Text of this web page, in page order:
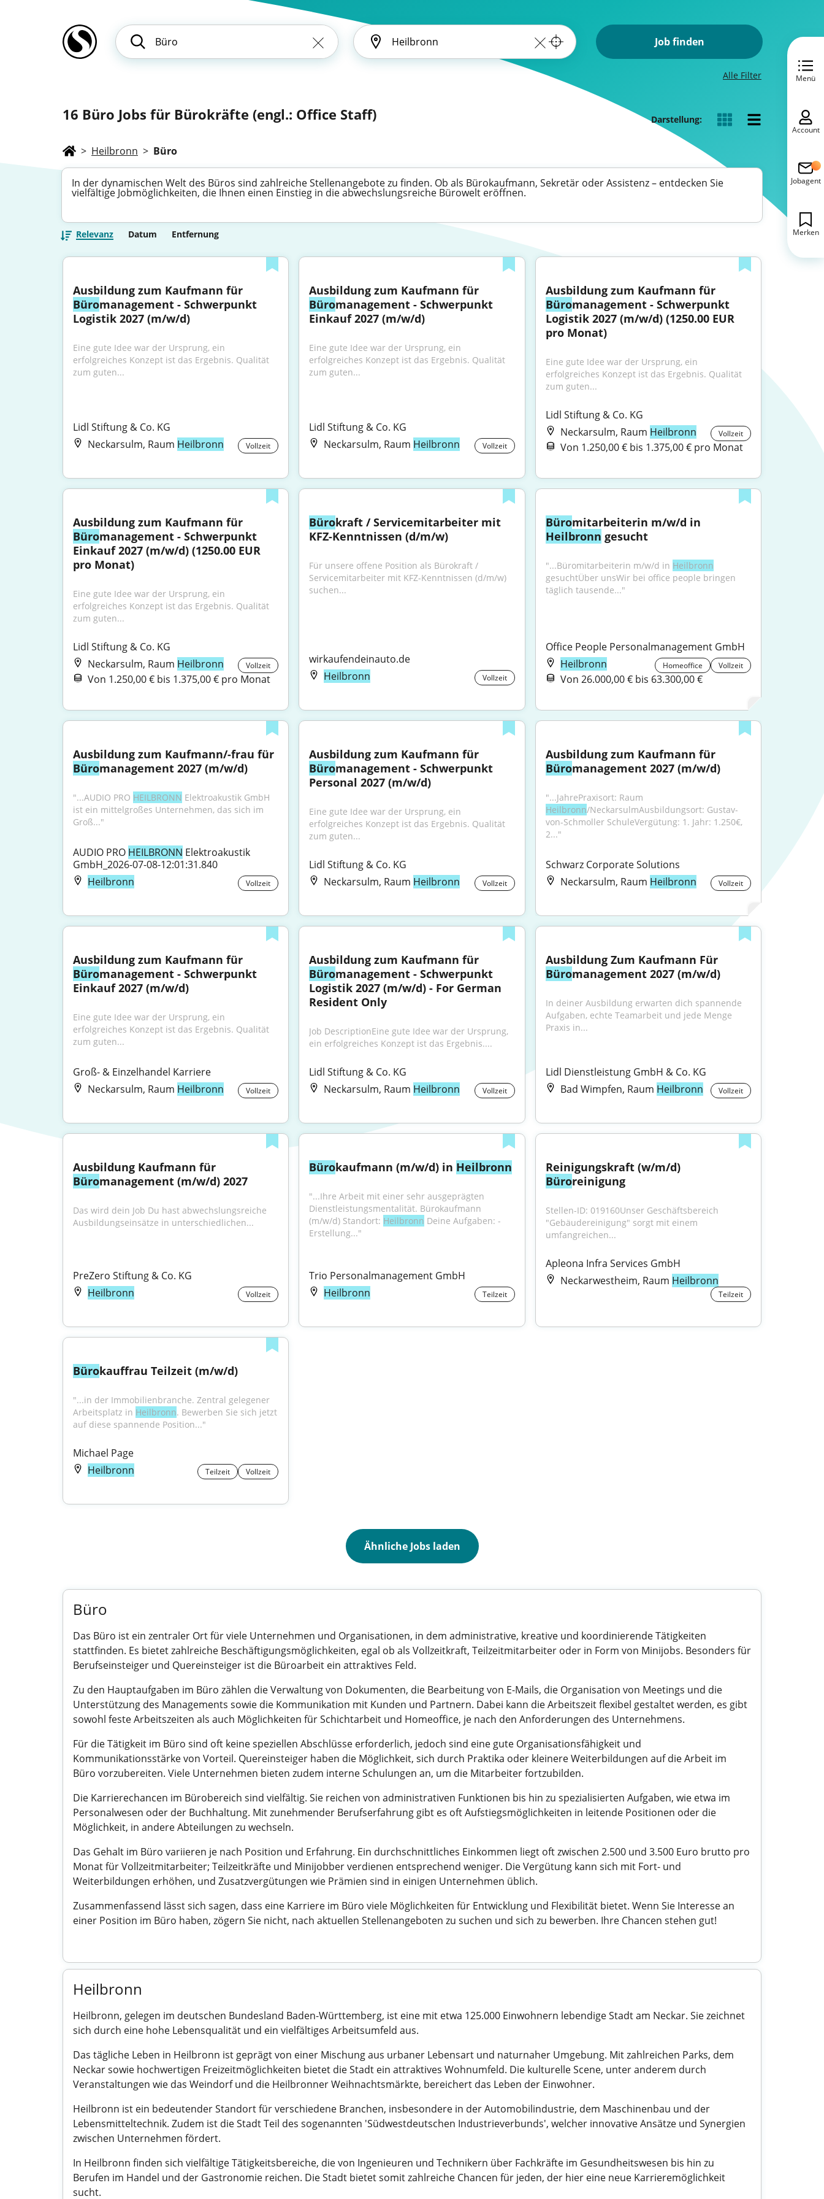
Job finden
Alle Filter
16 Büro Jobs für Bürokräfte (engl.: Office Staff) Darstellung:
> Heilbronn > Büro
In der dynamischen Welt des Büros sind zahlreiche Stellenangebote zu finden. Ob als Bürokaufmann, Sekretär oder Assistenz – entdecken Sie
vielfältige Jobmöglichkeiten, die Ihnen einen Einstieg in die abwechslungsreiche Bürowelt eröffnen.
Relevanz Datum Entfernung
Büromanagement - Schwerpunkt
Logistik 2027 (m/w/d)
Eine gute Idee war der Ursprung, ein
erfolgreiches Konzept ist das Ergebnis. Qualität
zum guten...
Lidl Stiftung & Co. KG
Neckarsulm, Raum Heilbronn Vollzeit
Büromanagement - Schwerpunkt
Einkauf 2027 (m/w/d)
Eine gute Idee war der Ursprung, ein
erfolgreiches Konzept ist das Ergebnis. Qualität
zum guten...
Lidl Stiftung & Co. KG
Neckarsulm, Raum Heilbronn Vollzeit
Ausbildung zum Kaufmann für
Büromanagement - Schwerpunkt
Logistik 2027 (m/w/d) (1250.00 EUR
pro Monat)
Eine gute Idee war der Ursprung, ein
erfolgreiches Konzept ist das Ergebnis. Qualität
zum guten...
Lidl Stiftung & Co. KG
Neckarsulm, Raum Heilbronn Vollzeit
Von 1.250,00 € bis 1.375,00 € pro Monat
Büromanagement - Schwerpunkt
Einkauf 2027 (m/w/d) (1250.00 EUR
pro Monat)
Eine gute Idee war der Ursprung, ein
erfolgreiches Konzept ist das Ergebnis. Qualität
zum guten...
Lidl Stiftung & Co. KG
Neckarsulm, Raum Heilbronn Vollzeit
Von 1.250,00 € bis 1.375,00 € pro Monat
Bürokraft / Servicemitarbeiter mit
KFZ-Kenntnissen (d/m/w)
Für unsere offene Position als Bürokraft /
Servicemitarbeiter mit KFZ-Kenntnissen (d/m/w)
suchen...
wirkaufendeinauto.de
Heilbronn
Vollzeit
Büro
Heilbronn gesucht
"...Büromitarbeiterin m/w/d in Heilbronn
gesuchtÜber unsWir bei office people bringen
täglich tausende..."
Office People Personalmanagement GmbH
Heilbronn
Homeoffice Vollzeit
Von 26.000,00 € bis 63.300,00 €
Büromanagement 2027 (m/w/d)
"...AUDIO PRO HEILBRONN Elektroakustik GmbH
ist ein mittelgroßes Unternehmen, das sich im
Groß..."
AUDIO PRO HEILBRONN Elektroakustik
GmbH_2026-07-08-12:01:31.840
Heilbronn
Vollzeit
Büromanagement - Schwerpunkt
Personal 2027 (m/w/d)
Eine gute Idee war der Ursprung, ein
erfolgreiches Konzept ist das Ergebnis. Qualität
zum guten...
Lidl Stiftung & Co. KG
Neckarsulm, Raum Heilbronn Vollzeit
Ausbildung zum Kaufmann für
Büromanagement 2027 (m/w/d)
Heilbronn/NeckarsulmAusbildungsort: Gustav-
von-Schmoller SchuleVergütung: 1. Jahr: 1.250€,
2..."
Schwarz Corporate Solutions
Neckarsulm, Raum Heilbronn Vollzeit
Büromanagement - Schwerpunkt
Einkauf 2027 (m/w/d)
Eine gute Idee war der Ursprung, ein
erfolgreiches Konzept ist das Ergebnis. Qualität
zum guten...
Groß- & Einzelhandel Karriere
Neckarsulm, Raum Heilbronn Vollzeit
Büromanagement - Schwerpunkt
Logistik 2027 (m/w/d) - For German
Resident Only
Job DescriptionEine gute Idee war der Ursprung,
ein erfolgreiches Konzept ist das Ergebnis....
Lidl Stiftung & Co. KG
Neckarsulm, Raum Heilbronn Vollzeit
Ausbildung Zum Kaufmann Für
Büromanagement 2027 (m/w/d)
In deiner Ausbildung erwarten dich spannende
Aufgaben, echte Teamarbeit und jede Menge
Praxis in...
Lidl Dienstleistung GmbH & Co. KG
Bad Wimpfen, Raum Heilbronn Vollzeit
Büromanagement (m/w/d) 2027
Das wird dein Job Du hast abwechslungsreiche
Ausbildungseinsätze in unterschiedlichen...
PreZero Stiftung & Co. KG
Heilbronn
Vollzeit
Bürokaufmann (m/w/d) in Heilbronn
"...Ihre Arbeit mit einer sehr ausgeprägten
Dienstleistungsmentalität. Bürokaufmann
(m/w/d) Standort: Heilbronn Deine Aufgaben: -
Erstellung..."
Trio Personalmanagement GmbH
Heilbronn
Teilzeit
Reinigungskraft (w/m/d)
Büroreinigung
Stellen-ID: 019160Unser Geschäftsbereich
"Gebäudereinigung" sorgt mit einem
umfangreichen...
Apleona Infra Services GmbH
Neckarwestheim, Raum Heilbronn
Teilzeit
Bürokauffrau Teilzeit (m/w/d)
"...in der Immobilienbranche. Zentral gelegener
Arbeitsplatz in Heilbronn. Bewerben Sie sich jetzt
auf diese spannende Position..."
Michael Page
Heilbronn
Teilzeit Vollzeit
Ähnliche Jobs laden
Büro
Das Büro ist ein zentraler Ort für viele Unternehmen und Organisationen, in dem administrative, kreative und koordinierende Tätigkeiten
stattfinden. Es bietet zahlreiche Beschäftigungsmöglichkeiten, egal ob als Vollzeitkraft, Teilzeitmitarbeiter oder in Form von Minijobs. Besonders für
Berufseinsteiger und Quereinsteiger ist die Büroarbeit ein attraktives Feld.
Zu den Hauptaufgaben im Büro zählen die Verwaltung von Dokumenten, die Bearbeitung von E-Mails, die Organisation von Meetings und die
Unterstützung des Managements sowie die Kommunikation mit Kunden und Partnern. Dabei kann die Arbeitszeit flexibel gestaltet werden, es gibt
sowohl feste Arbeitszeiten als auch Möglichkeiten für Schichtarbeit und Homeoffice, je nach den Anforderungen des Unternehmens.
Für die Tätigkeit im Büro sind oft keine speziellen Abschlüsse erforderlich, jedoch sind eine gute Organisationsfähigkeit und
Kommunikationsstärke von Vorteil. Quereinsteiger haben die Möglichkeit, sich durch Praktika oder kleinere Weiterbildungen auf die Arbeit im
Büro vorzubereiten. Viele Unternehmen bieten zudem interne Schulungen an, um die Mitarbeiter fortzubilden.
Die Karrierechancen im Bürobereich sind vielfältig. Sie reichen von administrativen Funktionen bis hin zu spezialisierten Aufgaben, wie etwa im
Personalwesen oder der Buchhaltung. Mit zunehmender Berufserfahrung gibt es oft Aufstiegsmöglichkeiten in leitende Positionen oder die
Möglichkeit, in andere Abteilungen zu wechseln.
Das Gehalt im Büro variieren je nach Position und Erfahrung. Ein durchschnittliches Einkommen liegt oft zwischen 2.500 und 3.500 Euro brutto pro
Monat für Vollzeitmitarbeiter; Teilzeitkräfte und Minijobber verdienen entsprechend weniger. Die Vergütung kann sich mit Fort- und
Weiterbildungen erhöhen, und Zusatzvergütungen wie Prämien sind in einigen Unternehmen üblich.
Zusammenfassend lässt sich sagen, dass eine Karriere im Büro viele Möglichkeiten für Entwicklung und Flexibilität bietet. Wenn Sie Interesse an
einer Position im Büro haben, zögern Sie nicht, nach aktuellen Stellenangeboten zu suchen und sich zu bewerben. Ihre Chancen stehen gut!
Heilbronn
Heilbronn, gelegen im deutschen Bundesland Baden-Württemberg, ist eine mit etwa 125.000 Einwohnern lebendige Stadt am Neckar. Sie zeichnet
sich durch eine hohe Lebensqualität und ein vielfältiges Arbeitsumfeld aus.
Das tägliche Leben in Heilbronn ist geprägt von einer Mischung aus urbaner Lebensart und naturnaher Umgebung. Mit zahlreichen Parks, dem
Neckar sowie hochwertigen Freizeitmöglichkeiten bietet die Stadt ein attraktives Wohnumfeld. Die kulturelle Scene, unter anderem durch
Veranstaltungen wie das Weindorf und die Heilbronner Weihnachtsmärkte, bereichert das Leben der Einwohner.
Heilbronn ist ein bedeutender Standort für verschiedene Branchen, insbesondere in der Automobilindustrie, dem Maschinenbau und der
Lebensmitteltechnik. Zudem ist die Stadt Teil des sogenannten 'Südwestdeutschen Industrieverbunds', welcher innovative Ansätze und Synergien
zwischen Unternehmen fördert.
In Heilbronn finden sich vielfältige Tätigkeitsbereiche, die von Ingenieuren und Technikern über Fachkräfte im Gesundheitswesen bis hin zu
Berufen im Handel und der Gastronomie reichen. Die Stadt bietet somit zahlreiche Chancen für jeden, der hier eine neue Karrieremöglichkeit
sucht.
Menü
Account
Jobagent
Merken